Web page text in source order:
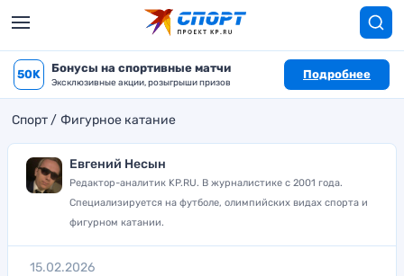
50K Бонусы на спортивные матчи
Эксклюзивные акции, розыгрыши призов
Подробнее
Спорт Фигурное катание
Евгений Несын
Редактор-аналитик KP.RU. В журналистике с 2001 года.
Специализируется на футболе, олимпийских видах спорта и
фигурном катании.
15.02.2026